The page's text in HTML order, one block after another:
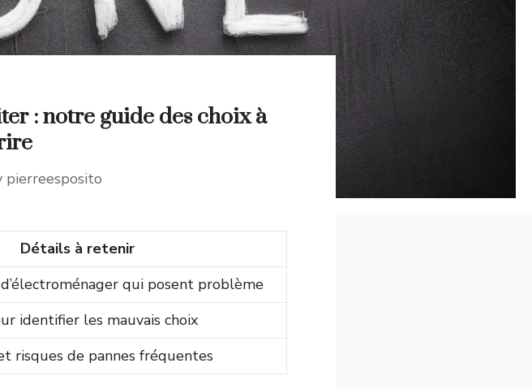
: notre guide des choix à
pierreesposito
Détails à retenir
qui posent problème
identifier les mauvais choix
risques de pannes fréquentes